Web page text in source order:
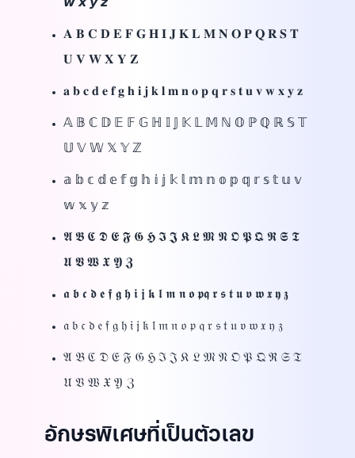
𝙬 𝙭 𝙮 𝙯
𝐀 𝐁 𝐂 𝐃 𝐄 𝐅 𝐆 𝐇 𝐈 𝐉 𝐊 𝐋 𝐌 𝐍 𝐎 𝐏 𝐐 𝐑 𝐒 𝐓
𝐔 𝐕 𝐖 𝐗 𝐘 𝐙
𝐚 𝐛 𝐜 𝐝 𝐞 𝐟 𝐠 𝐡 𝐢 𝐣 𝐤 𝐥 𝐦 𝐧 𝐨 𝐩 𝐪 𝐫 𝐬 𝐭 𝐮 𝐯 𝐰 𝐱 𝐲 𝐳
𝔸 𝔹 ℂ 𝔻 𝔼 𝔽 𝔾 ℍ 𝕀 𝕁 𝕂 𝕃 𝕄 ℕ 𝕆 ℙ ℚ ℝ 𝕊 𝕋
𝕌 𝕍 𝕎 𝕏 𝕐 ℤ
𝕒 𝕓 𝕔 𝕕 𝕖 𝕗 𝕘 𝕙 𝕚 𝕛 𝕜 𝕝 𝕞 𝕟 𝕠 𝕡 𝕢 𝕣 𝕤 𝕥 𝕦 𝕧
𝕨 𝕩 𝕪 𝕫
𝕬 𝕭 𝕮 𝕯 𝕰 𝕱 𝕲 𝕳 𝕴 𝕵 𝕶 𝕷 𝕸 𝕹 𝕺 𝕻 𝕼 𝕽 𝕾 𝕿
𝖀 𝖁 𝖂 𝖃 𝖄 𝖅
𝖆 𝖇 𝖈 𝖉 𝖊 𝖋 𝖌 𝖍 𝖎 𝖏 𝖐 𝖑 𝖒 𝖓 𝖔 𝖕𝖖 𝖗 𝖘 𝖙 𝖚 𝖛 𝖜 𝖝 𝖞 𝖟
𝔞 𝔟 𝔠 𝔡 𝔢 𝔣 𝔤 𝔥 𝔦 𝔧 𝔨 𝔩 𝔪 𝔫 𝔬 𝔭 𝔮 𝔯 𝔰 𝔱 𝔲 𝔳 𝔴 𝔵 𝔶 𝔷
𝔄 𝔅 ℭ 𝔇 𝔈 𝔉 𝔊 ℌ ℑ 𝔍 𝔎 𝔏 𝔐 𝔑 𝔒 𝔓 𝔔 ℜ 𝔖 𝔗
𝔘 𝔙 𝔚 𝔛 𝔜 ℨ
อักษรพิเศษที่เป็นตัวเลข